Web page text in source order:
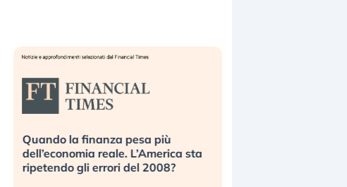
Quando la finanza pesa più
dell’economia reale. L’America sta
ripetendo gli errori del 2008?